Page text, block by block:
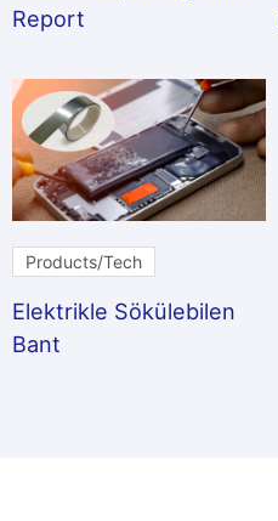
Report
Products/Tech
Elektrikle Sökülebilen
Bant